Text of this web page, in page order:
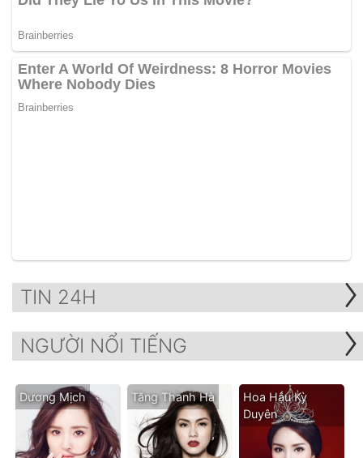
TIN 24H
NGƯỜI NỔI TIẾNG
Dương Mịch Tăng Thanh Hà
Hoa Hậu Kỳ
Duyên